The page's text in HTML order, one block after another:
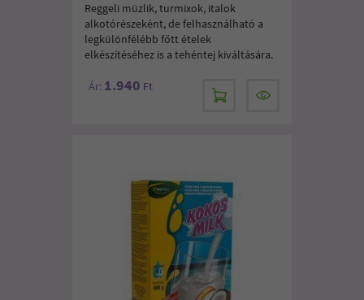
Reggeli müzlik, turmixok, italok
alkotórészeként, de felhasználható a
legkülönfélébb főtt ételek
elkészítéséhez is a tehéntej kiváltására.
Ár: 1.940 Ft